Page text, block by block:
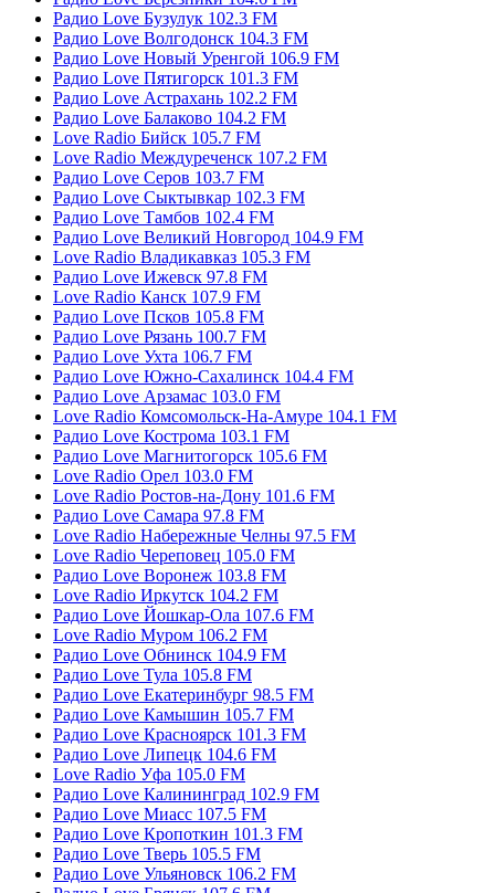
Радио Love Бузулук 102.3 FM
Радио Love Волгодонск 104.3 FM
Радио Love Новый Уренгой 106.9 FM
Радио Love Пятигорск 101.3 FM
Радио Love Астрахань 102.2 FM
Радио Love Балаково 104.2 FM
Love Radio Бийск 105.7 FM
Love Radio Междуреченск 107.2 FM
Радио Love Серов 103.7 FM
Радио Love Сыктывкар 102.3 FM
Радио Love Тамбов 102.4 FM
Радио Love Великий Новгород 104.9 FM
Love Radio Владикавказ 105.3 FM
Радио Love Ижевск 97.8 FM
Love Radio Канск 107.9 FM
Радио Love Псков 105.8 FM
Радио Love Рязань 100.7 FM
Радио Love Ухта 106.7 FM
Радио Love Южно-Сахалинск 104.4 FM
Радио Love Арзамас 103.0 FM
Love Radio Комсомольск-На-Амуре 104.1 FM
Радио Love Кострома 103.1 FM
Радио Love Магнитогорск 105.6 FM
Love Radio Орел 103.0 FM
Love Radio Ростов-на-Дону 101.6 FM
Радио Love Самара 97.8 FM
Love Radio Набережные Челны 97.5 FM
Love Radio Череповец 105.0 FM
Радио Love Воронеж 103.8 FM
Love Radio Иркутск 104.2 FM
Радио Love Йошкар-Ола 107.6 FM
Love Radio Муром 106.2 FM
Радио Love Обнинск 104.9 FM
Радио Love Тула 105.8 FM
Радио Love Екатеринбург 98.5 FM
Радио Love Камышин 105.7 FM
Радио Love Красноярск 101.3 FM
Радио Love Липецк 104.6 FM
Love Radio Уфа 105.0 FM
Радио Love Калининград 102.9 FM
Радио Love Миасс 107.5 FM
Радио Love Кропоткин 101.3 FM
Радио Love Тверь 105.5 FM
Радио Love Ульяновск 106.2 FM